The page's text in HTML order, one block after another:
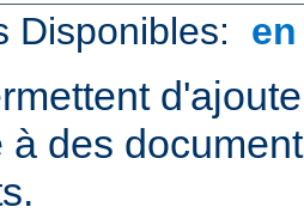
Disponibles:
à des